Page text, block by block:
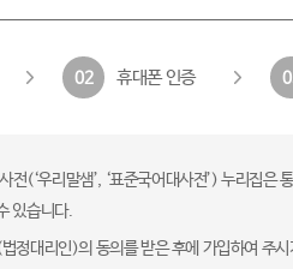
02 휴대폰 인증
전(‘우리말샘’, ‘표준국어대사전’) 누리집
있습니다.
정대리인)의 동의를 받은 후에 가입하여 주